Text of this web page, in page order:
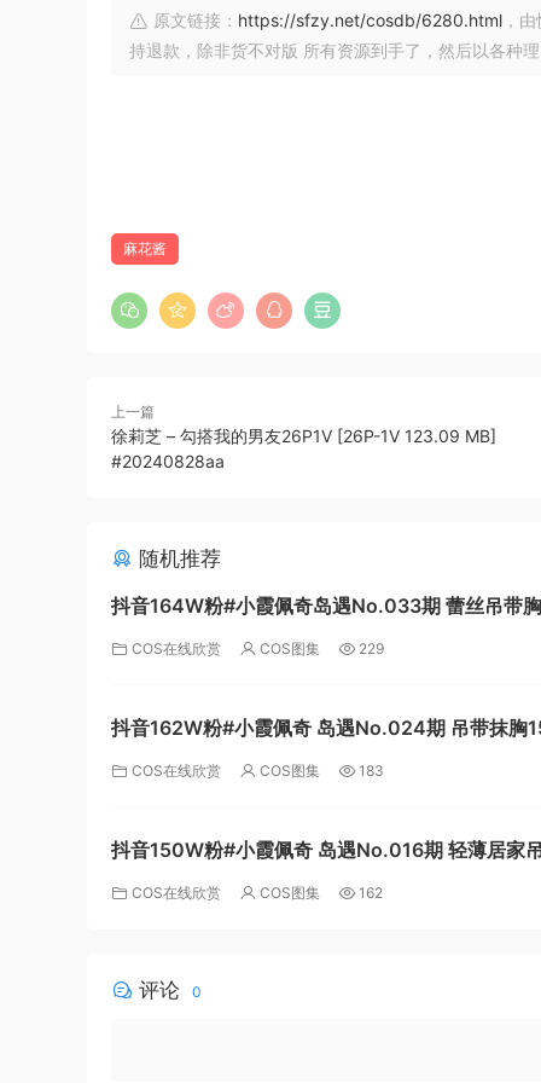
原文链接： https://sfzy.net/cosdb/6280.html ，
持退款，除非货不对版 所有资源到手了，然后以各种
麻花酱
上一篇
徐莉芝 – 勾搭我的男友26P1V [26P-1V 123.09 MB]
#20240828aa
随机推荐
抖音164W粉#小霞佩奇岛遇No.033期 蕾丝吊带
[24P]
COS在线欣赏 COS图集 229
抖音162W粉#小霞佩奇 岛遇No.024期 吊带抹胸
COS在线欣赏 COS图集 183
抖音150W粉#小霞佩奇 岛遇No.016期 轻薄居家
短裙11P
COS在线欣赏 COS图集 162
评论 0